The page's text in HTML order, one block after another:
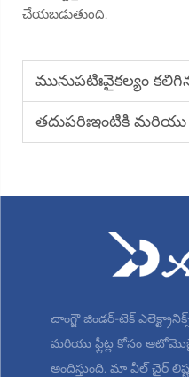
చేయబడుతుంది.
మునుపటిఃవైకల్యం కలిగిన
తదుపరిఃఇంటికి మరియు వాహనానికి
చాంగ్జౌ జిండర్-టెక్
మరియు ఫ్లీట్ల కోసం
అందిస్తుంది. మా వీల్ చైర్